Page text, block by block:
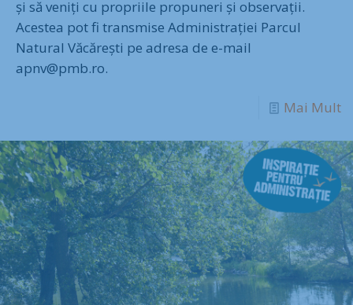
și să veniți cu propriile propuneri și observații.
Acestea pot fi transmise Administrației Parcul
Natural Văcărești pe adresa de e-mail
apnv@pmb.ro.
Mai Mult